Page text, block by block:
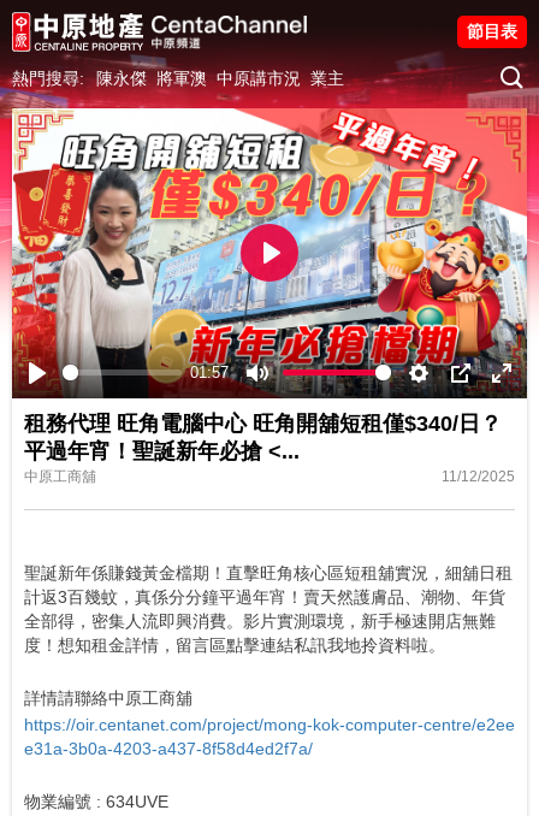
熱門搜尋: 陳永傑 將軍澳 中原講市況 業主
節目表
Play
01:57
Mute Settings
PIP
Play
租務代理 旺角電腦中心 旺角開舖短租僅$340/日？
平過年宵！聖誕新年必搶 <...
中原工商舖 11/12/2025
聖誕新年係賺錢黃金檔期！直擊旺角核心區短租舖實況，細舖日租
計返3百幾蚊，真係分分鐘平過年宵！賣天然護膚品、潮物、年貨
全部得，密集人流即興消費。影片實測環境，新手極速開店無難
度！想知租金詳情，留言區點擊連結私訊我地拎資料啦。
詳情請聯絡中原工商舖
https://oir.centanet.com/project/mong-kok-computer-centre/e2ee
e31a-3b0a-4203-a437-8f58d4ed2f7a/
物業編號 : 634UVE